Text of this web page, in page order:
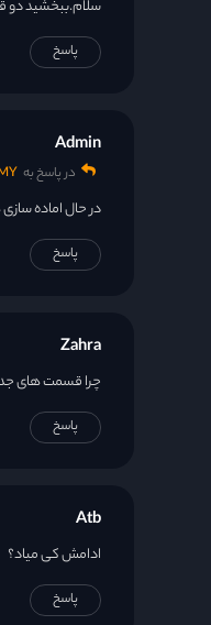
سلام.ببخشید دو
پاسخ
Admin
در پاسخ به
در حال اماده
پاسخ
Zahra
چرا قسمت های
پاسخ
Atb
ادامش کی میاد؟
پاسخ